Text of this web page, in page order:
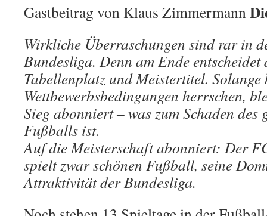
Gastbeitrag von Klaus Zimmermann
Wirkliche Überraschungen sind rar in
Bundesliga. Denn am Ende entscheidet
Tabellenplatz und Meistertitel. Solange
Wettbewerbsbedingungen herrschen,
Sieg abonniert – was zum Schaden des
Fußballs ist.
Auf die Meisterschaft abonniert: Der
spielt zwar schönen Fußball, seine
Attraktivität der Bundesliga.